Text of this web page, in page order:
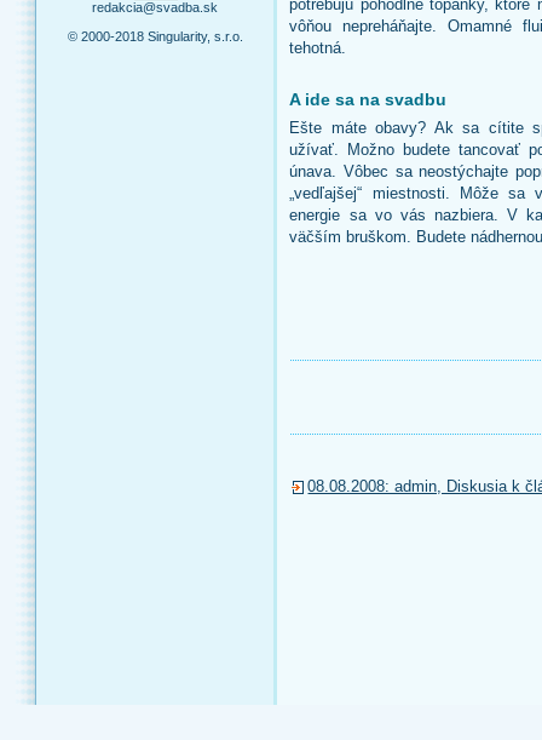
redakcia@svadba.sk
© 2000-2018 Singularity, s.r.o.
potrebujú pohodlné topánky,
vôňou nepreháňajte. Omamné
tehotná.
A ide sa na svadbu
Ešte máte obavy? Ak sa cítite
užívať. Možno budete tancovať
únava. Vôbec sa neostýchajte
„vedľajšej“ miestnosti. Môže
energie sa vo vás nazbiera. V
väčším bruškom. Budete
08.08.2008: admin, Diskusia k